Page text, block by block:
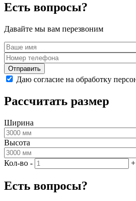
Есть вопросы?
Давайте мы вам перезвоним
Даю согласие на обработку
Рассчитать размер
Ширина
Высота
Кол-во - +
Есть вопросы?